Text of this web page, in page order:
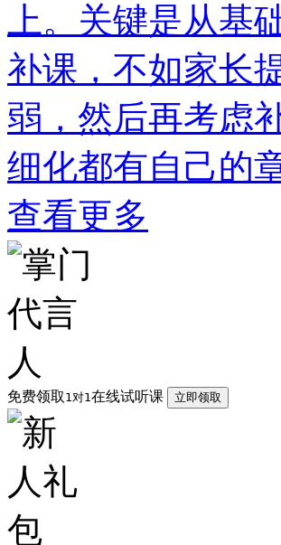
上。关键是从基
补课，不如家长
弱，然后再考虑
细化都有自己的
查看更多
免费领取 1对1在线试听课 立即领取